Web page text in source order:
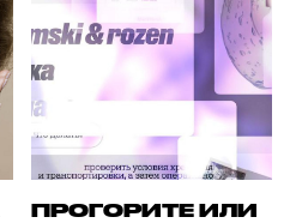
ПРОГОРИТЕ ИЛИ